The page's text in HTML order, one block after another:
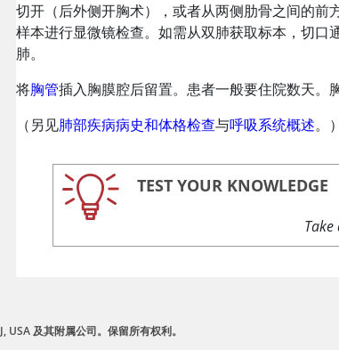
切开（后外侧开胸术），或者从两侧肋骨之间的
样本进行显微镜检查。如需从双肺获取标本，切
肺。
将胸管插入胸膜腔后留置。患者一般要住院数天
（另见肺部疾病病史和体格检查与呼吸系统概述。）
TEST YOUR KNOWLEDGE
Take
及其附属公司。保留所有权利。